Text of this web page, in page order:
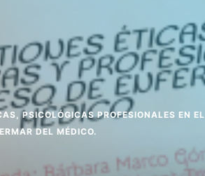
PSICOLÓGICAS PROFESIONALES EN EL
DEL MÉDICO.